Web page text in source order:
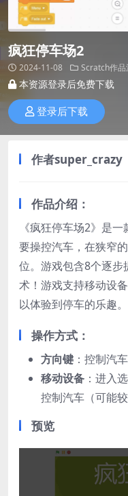
疯狂停车场2
2024-11-08 Scratch作品
本资源登录后免费下载
登录后下载
作者super_crazy
作品介绍：
《疯狂停车场2》是
要操控汽车，在狭窄
位。游戏包含8个逐
术！游戏支持移动设
以体验到停车的乐趣。
操作方式：
方向键 ：控制汽
移动设备 ：进入
控制汽车（可能
预览